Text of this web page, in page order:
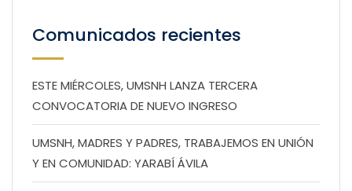
Comunicados recientes
ESTE MIÉRCOLES, UMSNH LANZA TERCERA
CONVOCATORIA DE NUEVO INGRESO
UMSNH, MADRES Y PADRES, TRABAJEMOS EN UNIÓN
Y EN COMUNIDAD: YARABÍ ÁVILA